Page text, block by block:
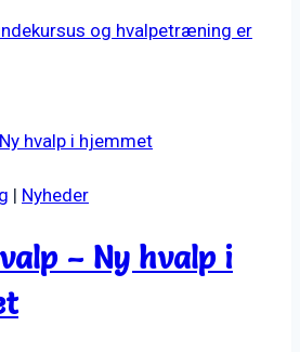
og hvalpetræning er
| Nyheder
– Ny hvalp i